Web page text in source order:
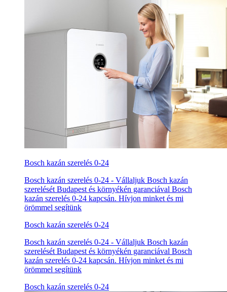
Bosch kazán szerelés 0-24
Bosch kazán szerelés 0-24 - Vállaljuk Bosch kazán
szerelését Budapest és környékén garanciával Bosch
kazán szerelés 0-24 kapcsán. Hívjon minket és mi
örömmel segítünk
Bosch kazán szerelés 0-24
Bosch kazán szerelés 0-24 - Vállaljuk Bosch kazán
szerelését Budapest és környékén garanciával Bosch
kazán szerelés 0-24 kapcsán. Hívjon minket és mi
örömmel segítünk
Bosch kazán szerelés 0-24